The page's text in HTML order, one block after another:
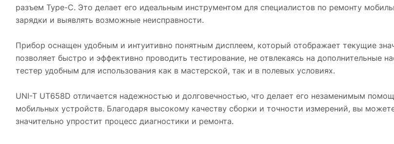
разъем Type-C. Это делает его идеальным инструментом для специалистов по ремонту
зарядки и выявлять возможные неисправности.
Прибор оснащен удобным и интуитивно понятным дисплеем, который отображает текущие
позволяет быстро и эффективно проводить тестирование, не отвлекаясь на дополнительные
тестер удобным для использования как в мастерской, так и в полевых условиях.
UNI-T UT658D отличается надежностью и долговечностью, что делает его незаменимым
мобильных устройств. Благодаря высокому качеству сборки и точности измерений, вы
значительно упростит процесс диагностики и ремонта.